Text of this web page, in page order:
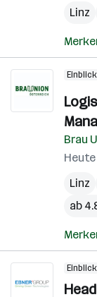
Linz
Brau
Linz
ab